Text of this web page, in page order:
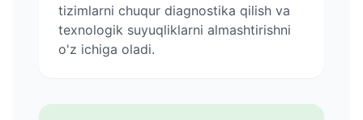
tizimlarni chuqur diagnostika qilish va
texnologik suyuqliklarni almashtirishni
o'z ichiga oladi.